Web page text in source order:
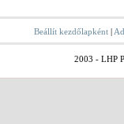
Beállít kezdőlapként |
2003 - LHP